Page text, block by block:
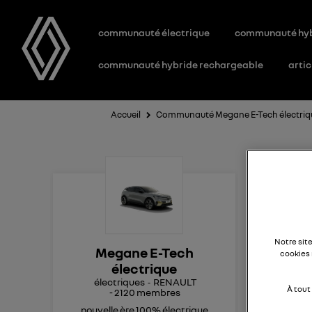
communauté électrique communauté
communauté hybride rechargeable
Accueil Communauté Megane E-Tech
Megane E-Tech
électrique
électriques
RENAULT
-2120 membres
nouvelle ère 100% électrique
Notre
cookies
À tout